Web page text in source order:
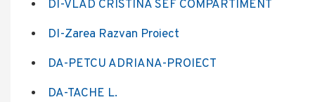
DI-VLAD CRISTINA SEF COMPARTIMENT
DI-Zarea Razvan Proiect
DA-PETCU ADRIANA-PROIECT
DA-TACHE L.